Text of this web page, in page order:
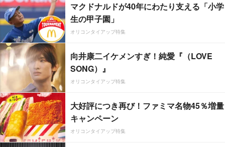
マクドナルドが40年にわたり支える「小学
生の甲子園」
オリコンタイアップ特集
向井康二イケメンすぎ！純愛『（LOVE
SONG）』
オリコンタイアップ特集
大好評につき再び！ファミマ名物45％増量
キャンペーン
オリコンタイアップ特集